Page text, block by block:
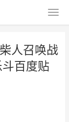
人召唤战
百度贴